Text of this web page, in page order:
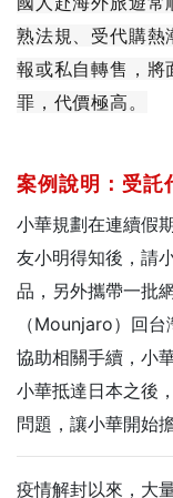
熟法規、受代購熱
報或私自轉售，將
罪，代價極高。
案例說明：受託
小華規劃在連續假
友小明得知後，請
品，另外攜帶一批
（Mounjaro）回
協助相關手續，小
小華抵達日本之後
問題，讓小華開始
疫情解封以來，大